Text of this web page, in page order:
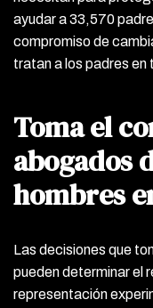
ayudar a 33,570
compromiso de
tratan a los padres en
Toma el
abogados
hombres
Las decisiones que
pueden determinar el
representación